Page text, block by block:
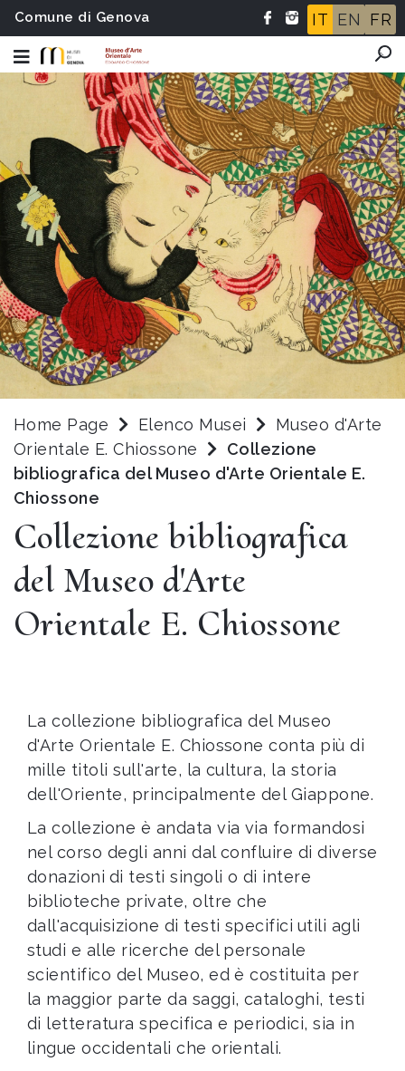
Comune di Genova IT EN FR
Home Page Elenco Musei
Museo d'Arte
Orientale E. Chiossone
Collezione
bibliografica del Museo d'Arte Orientale E.
Chiossone
Collezione bibliografica
del Museo d'Arte
Orientale E. Chiossone
La collezione bibliografica del Museo
d'Arte Orientale E. Chiossone conta più di
mille titoli sull'arte, la cultura, la storia
dell'Oriente, principalmente del Giappone.
La collezione è andata via via formandosi
nel corso degli anni dal confluire di diverse
donazioni di testi singoli o di intere
biblioteche private, oltre che
dall'acquisizione di testi specifici utili agli
studi e alle ricerche del personale
scientifico del Museo, ed è costituita per
la maggior parte da saggi, cataloghi, testi
di letteratura specifica e periodici, sia in
lingue occidentali che orientali.